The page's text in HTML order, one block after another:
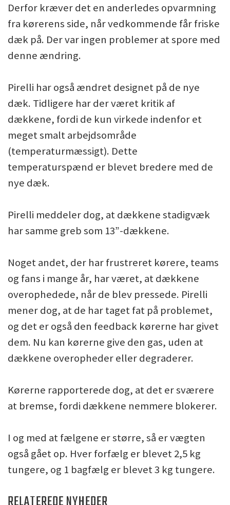
Derfor kræver det en anderledes opvarmning
fra kørerens side, når vedkommende får friske
dæk på. Der var ingen problemer at spore med
denne ændring.
Pirelli har også ændret designet på de nye
dæk. Tidligere har der været kritik af
dækkene, fordi de kun virkede indenfor et
meget smalt arbejdsområde
(temperaturmæssigt). Dette
temperaturspænd er blevet bredere med de
nye dæk.
Pirelli meddeler dog, at dækkene stadigvæk
har samme greb som 13”-dækkene.
Noget andet, der har frustreret kørere, teams
og fans i mange år, har været, at dækkene
overophedede, når de blev pressede. Pirelli
mener dog, at de har taget fat på problemet,
og det er også den feedback kørerne har givet
dem. Nu kan kørerne give den gas, uden at
dækkene overopheder eller degraderer.
Kørerne rapporterede dog, at det er sværere
at bremse, fordi dækkene nemmere blokerer.
I og med at fælgene er større, så er vægten
også gået op. Hver forfælg er blevet 2,5 kg
tungere, og 1 bagfælg er blevet 3 kg tungere.